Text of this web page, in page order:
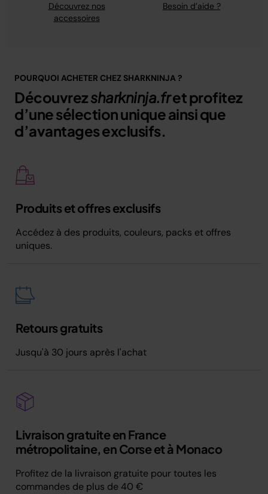
Découvrez nos
accessoires
Besoin d’aide ?
POURQUOI ACHETER CHEZ SHARKNINJA ?
Découvrezsharkninja.fret profitez
d’une sélection unique ainsi que
d’avantages exclusifs.
Produits et offres exclusifs
Accédez à des produits, couleurs, packs et offres
uniques.
Retours gratuits
Jusqu'à 30 jours après l'achat
Livraison gratuite en France
métropolitaine, en Corse et à Monaco
Profitez de la livraison gratuite pour toutes les
commandes de plus de 40 €